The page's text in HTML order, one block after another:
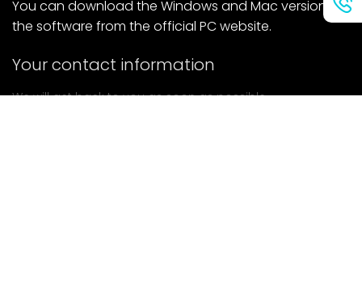
You can download the Windows and Mac versions of
the software from the official PC website.
Your contact information
We will get back to you as soon as possible.